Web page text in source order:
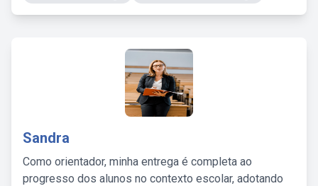
Sandra
Como orientador, minha entrega é completa ao
progresso dos alunos no contexto escolar, adotando